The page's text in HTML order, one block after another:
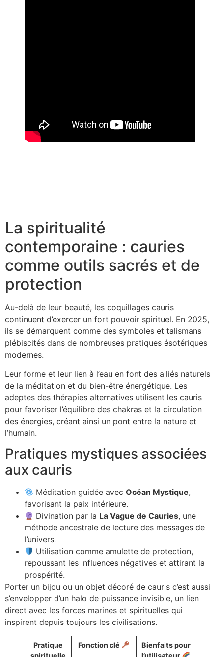
La spiritualité
contemporaine : cauries
comme outils sacrés et de
protection
Au-delà de leur beauté, les coquillages cauris
continuent d’exercer un fort pouvoir spirituel. En 2025,
ils se démarquent comme des symboles et talismans
plébiscités dans de nombreuses pratiques ésotériques
modernes.
Leur forme et leur lien à l’eau en font des alliés naturels
de la méditation et du bien-être énergétique. Les
adeptes des thérapies alternatives utilisent les cauris
pour favoriser l’équilibre des chakras et la circulation
des énergies, créant ainsi un pont entre la nature et
l’humain.
Pratiques mystiques associées
aux cauris
Méditation guidée avecOcéan Mystique,
favorisant la paix intérieure.
Divination par la La Vague de Cauries, une
méthode ancestrale de lecture des messages de
l’univers.
Utilisation comme amulette de protection,
repoussant les influences négatives et attirant la
prospérité.
Porter un bijou ou un objet décoré de cauris c’est aussi
s’envelopper d’un halo de puissance invisible, un lien
direct avec les forces marines et spirituelles qui
inspirent depuis toujours les civilisations.
Pratique
spirituelle
Fonction clé
Bienfaits pour
l’utilisateur